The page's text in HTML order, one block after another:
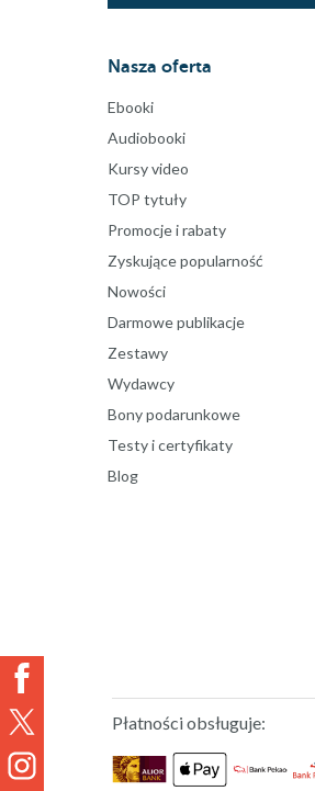
Nasza oferta
Ebooki
Audiobooki
Kursy video
TOP tytuły
Promocje i rabaty
Zyskujące popularność
Nowości
Darmowe publikacje
Zestawy
Wydawcy
Bony podarunkowe
Testy i certyfikaty
Blog
Płatności obsługuje: